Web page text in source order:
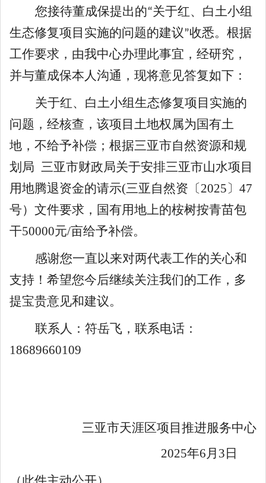
您接待董成保提出的“关于红、白土小组
生态修复项目实施的问题的建议”收悉。根据
工作要求，由我中心办理此事宜 ，经研究，
并与董成保本人沟通，现将意见答复如下：
关于红、白土小组生态修复项目实施的
问题 ，经核查，该项目土地权属为国有土
地，不给予补偿；根据三亚市自然资源和规
划局 三亚市财政局关于安排三亚市山水项目
用地腾退资金的请示(三亚自然资〔2025〕 47
号） 文件要求，国有用地上的桉树按青苗包
干50000元/亩给予补偿。
感谢您一直以来对两代表工作的关心和
支持！希望您今后继续关注我们的工作，多
提宝贵意见和建议。
联系人： 符岳飞 ，联系电话：
18689660109
三亚市天涯区项目推进服务中心
2025年6月 3 日